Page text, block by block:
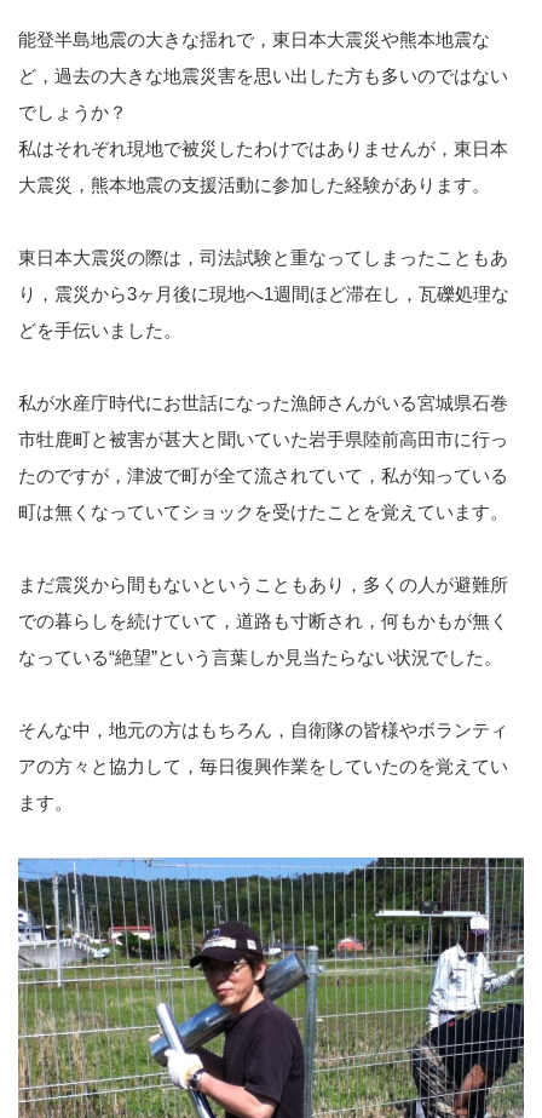
能登半島地震の大きな揺れで，東日本大震災や熊本地震な
ど，過去の大きな地震災害を思い出した方も多いのではない
でしょうか？
私はそれぞれ現地で被災したわけではありませんが，東日本
大震災，熊本地震の支援活動に参加した経験があります。
東日本大震災の際は，司法試験と重なってしまったこともあ
り，震災から3ヶ月後に現地へ1週間ほど滞在し，瓦礫処理な
どを手伝いました。
私が水産庁時代にお世話になった漁師さんがいる宮城県石巻
市牡鹿町と被害が甚大と聞いていた岩手県陸前高田市に行っ
たのですが，津波で町が全て流されていて，私が知っている
町は無くなっていてショックを受けたことを覚えています。
まだ震災から間もないということもあり，多くの人が避難所
での暮らしを続けていて，道路も寸断され，何もかもが無く
なっている“絶望”という言葉しか見当たらない状況でした。
そんな中，地元の方はもちろん，自衛隊の皆様やボランティ
アの方々と協力して，毎日復興作業をしていたのを覚えてい
ます。